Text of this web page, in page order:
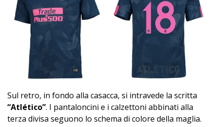
Sul retro, in fondo alla casacca, si intravede la scritta
“Atlético”. I pantaloncini e i calzettoni abbinati alla
terza divisa seguono lo schema di colore della maglia.